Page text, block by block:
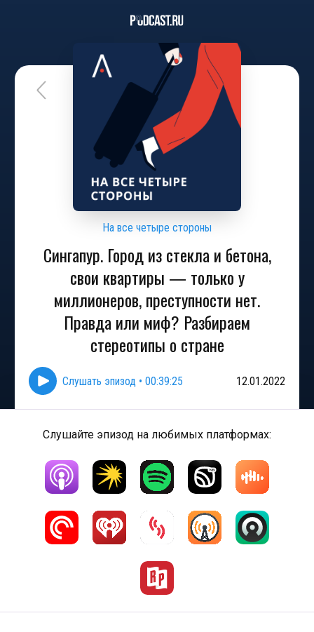
На все четыре стороны
Сингапур. Город из стекла и бетона,
свои квартиры — только у
миллионеров, преступности нет.
Правда или миф? Разбираем
стереотипы о стране
Слушать эпизод • 00:39:25 12.01.2022
Слушайте эпизод на любимых платформах: